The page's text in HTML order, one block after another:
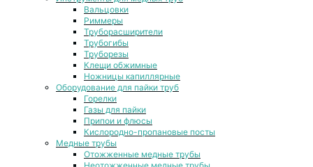
Вальцовки
Риммеры
Труборасширители
Трубогибы
Труборезы
Клещи обжимные
Ножницы капиллярные
Оборудование для пайки труб
Горелки
Газы для пайки
Припои и флюсы
Кислородно-пропановые посты
Медные трубы
Отожженные медные трубы